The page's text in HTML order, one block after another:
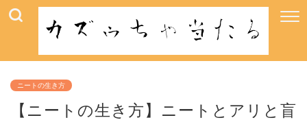
ニートの生き方
【ニートの生き方】ニートとアリと盲